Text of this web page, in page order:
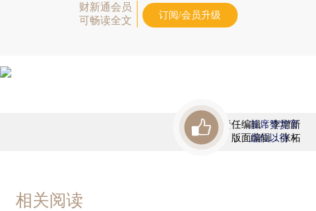
财新通会员
可畅读全文
订阅/会员升级
责任编辑：李增新
版面编辑：张柘
首席赞赏官
虚位以待
相关阅读